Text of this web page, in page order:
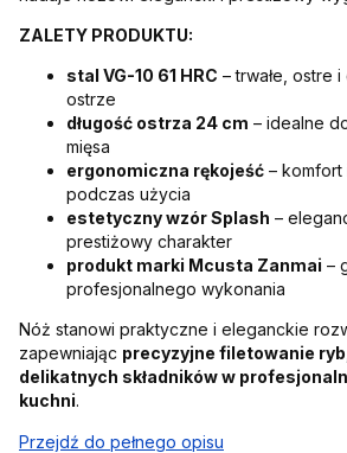
ZALETY PRODUKTU:
stal VG-10 61 HRC – trwałe, ostre
ostrze
długość ostrza 24 cm – idealne
mięsa
ergonomiczna rękojeść –
podczas użycia
estetyczny wzór Splash –
prestiżowy charakter
produkt marki Mcusta Zanmai –
profesjonalnego wykonania
Nóż stanowi praktyczne i eleganckie
zapewniając precyzyjne filetowanie
delikatnych składników w
kuchni.
Przejdź do pełnego opisu